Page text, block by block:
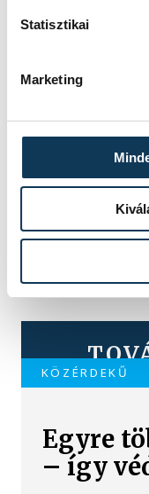
Statisztikai
Marketing
KÖZÉRDEKŰ
Egyre
– így